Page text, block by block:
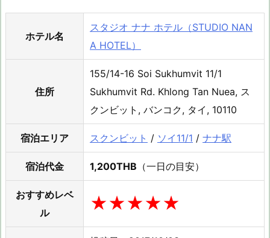
ホテル名
スタジオ ナナ ホテル（STUDIO NAN
A HOTEL）
住所
155/14-16 Soi Sukhumvit 11/1
Sukhumvit Rd. Khlong Tan Nuea, ス
クンビット, バンコク, タイ, 10110
宿泊エリア スクンビット / ソイ11/1 / ナナ駅
宿泊代金 1,200THB （一日の目安）
おすすめレベ
ル
★★★★★